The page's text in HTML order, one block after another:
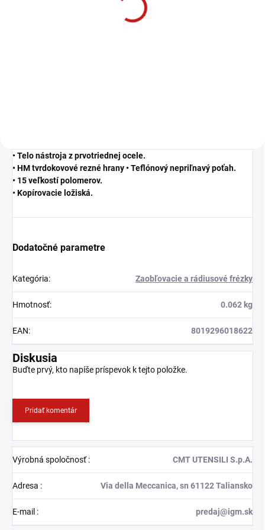
• Telo nástroja z prvotriednej ocele.
• HM tvrdokovové rezné hrany • Teflónový nepriľnavý poťah.
• 15 veľkostí polomerov.
• Kopírovacie ložiská.
Dodatočné parametre
Kategória: Zaobľovacie a rádiusové frézky
Hmotnosť: 0.062 kg
EAN: 8019296018622
Diskusia
Buďte prvý, kto napíše príspevok k tejto položke.
Pridať komentár
Výrobná spoločnosť: CMT UTENSILI S.p.A.
Adresa : Via della Meccanica, sn 61122 Taliansko
E-mail : predaj@igm.sk